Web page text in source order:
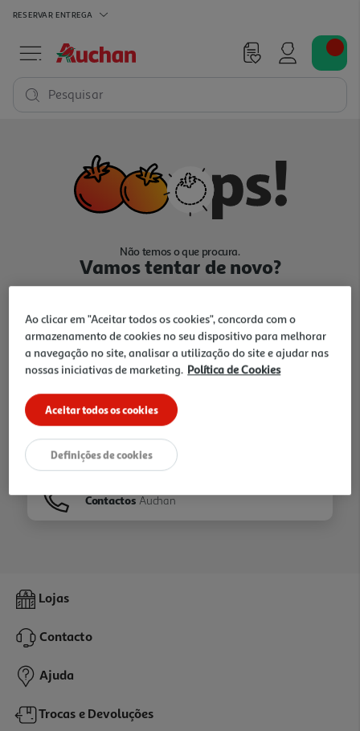
RESERVAR ENTREGA
Pesquisar
Não temos o que procura.
Vamos tentar de novo?
Ir para Homepage
Folhetos
Contactos Auchan
Lojas
Contacto
Ajuda
Trocas e Devoluções
Ao clicar em "Aceitar todos os cookies", concorda com o
armazenamento de cookies no seu dispositivo para melhorar
a navegação no site, analisar a utilização do site e ajudar nas
nossas iniciativas de marketing. Política de Cookies
Aceitar todos os cookies
Definições de cookies